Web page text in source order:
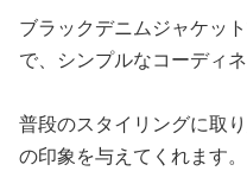
ブラックデニムジャケッ
で、シンプルなコーディ
普段のスタイリングに取
の印象を与えてくれます。